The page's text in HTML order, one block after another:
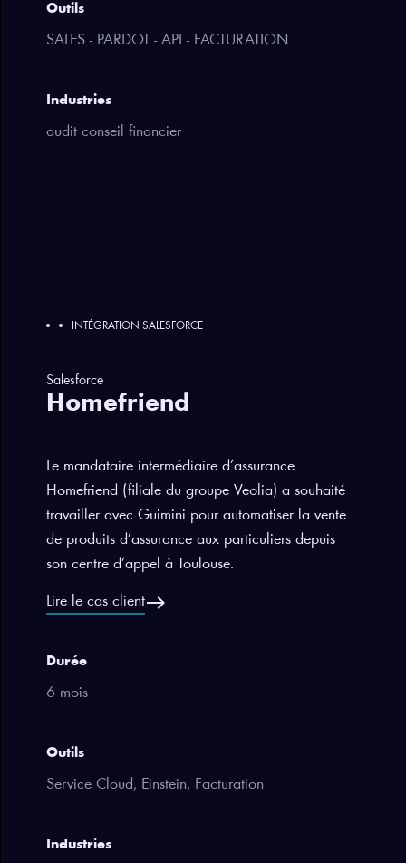
Outils
SALES - PARDOT - API - FACTURATION
Industries
audit conseil financier
INTÉGRATION SALESFORCE
Salesforce
Homefriend
Le mandataire intermédiaire d’assurance
Homefriend (filiale du groupe Veolia) a souhaité
travailler avec Guimini pour automatiser la vente
de produits d’assurance aux particuliers depuis
son centre d’appel à Toulouse.
Lire le cas clienteast
Durée
6 mois
Outils
Service Cloud, Einstein, Facturation
Industries